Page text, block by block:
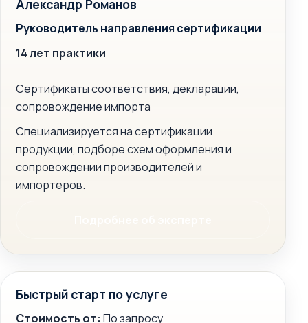
Александр Романов
Руководитель направления сертификации
14 лет практики
Сертификаты соответствия, декларации,
сопровождение импорта
Специализируется на сертификации
продукции, подборе схем оформления и
сопровождении производителей и
импортеров.
Быстрый старт по услуге
Стоимость от: По запросу